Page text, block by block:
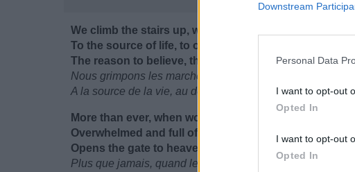
Downstream
Personal Data
I want to opt-out
Opted In
I want to opt-out
Opted In
We climb the stairs up, we're coming home
To the source of life, to our pleasure dome
The reason to believe, the answer to everything
Nous grimpons les marches, nous rentrons à la maison
A la source de la vie, au dôme du plaisir
More than ever, when worlds collide
Overwhelmed and full of pride
Opens the gate to heaven, divine, oasis and paradise
Plus que jamais, quand les mondes se heurtent